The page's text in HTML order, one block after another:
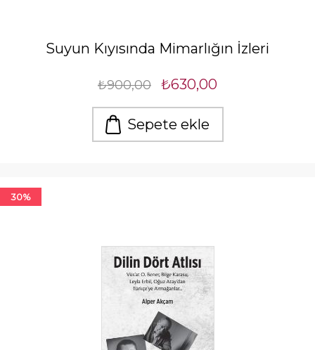
Suyun Kıyısında Mimarlığın İzleri
₺900,00 ₺630,00
Sepete ekle
30%